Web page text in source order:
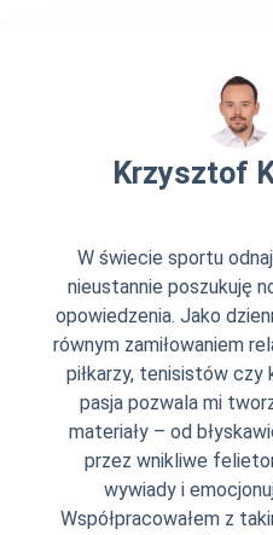
Krzysztof
W świecie sportu
nieustannie poszukuję
opowiedzenia. Jako
równym zamiłowaniem
piłkarzy, tenisistów czy
pasja pozwala mi
materiały – od
przez wnikliwe
wywiady i
Współpracowałem z